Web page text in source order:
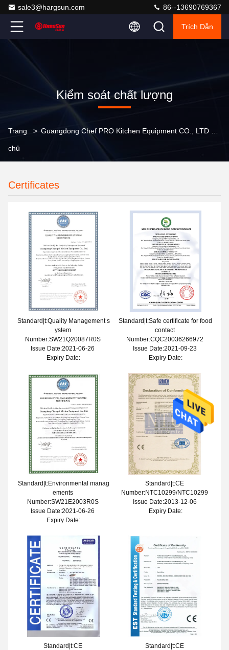
sale3@hargsun.com 86--13690769367
Trích Dẫn
Kiểm soát chất lượng
Trang
chủ
>
Certificates
Standard|t:Quality Management s
ystem
Number:SW21Q20087R0S
Issue Date:2021-06-26
Expiry Date:
Standard|t:Safe certificate for food
contact
Number:CQC20036266972
Issue Date:2021-09-23
Expiry Date:
Standard|t:Environmental manag
ements
Number:SW21E2003R0S
Issue Date:2021-06-26
Expiry Date:
Standard|t:CE
Number:NTC10299/NTC10299
Issue Date:2013-12-06
Expiry Date:
Standard|t:CE
Standard|t:CE